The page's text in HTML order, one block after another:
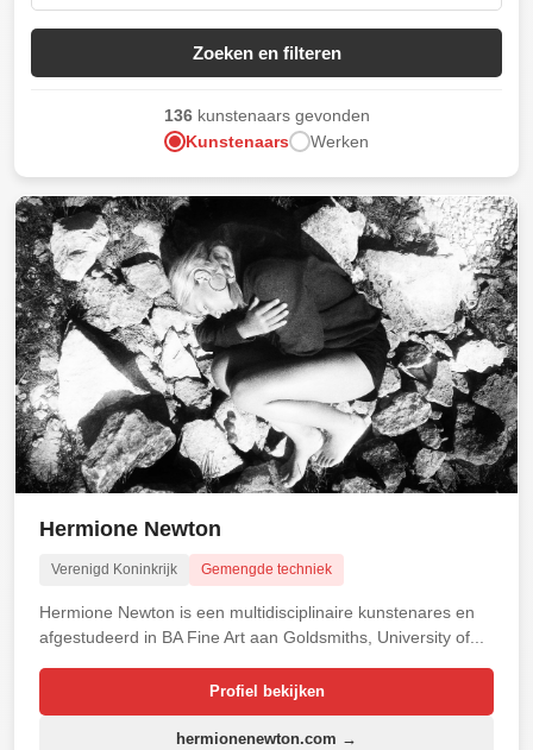
Zoeken en filteren
136kunstenaars gevonden
Kunstenaars
Werken
Hermione Newton
Verenigd Koninkrijk Gemengde techniek
Hermione Newton is een multidisciplinaire kunstenares en
afgestudeerd in BA Fine Art aan Goldsmiths, University of...
Profiel bekijken
hermionenewton.com →